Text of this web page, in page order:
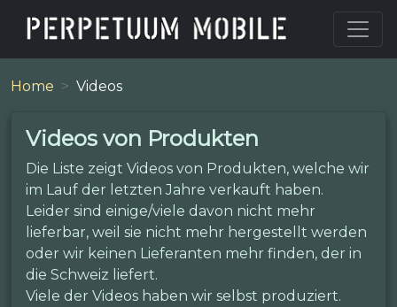
Home Videos
Videos von Produkten
Die Liste zeigt Videos von Produkten, welche wir
im Lauf der letzten Jahre verkauft haben.
Leider sind einige/viele davon nicht mehr
lieferbar, weil sie nicht mehr hergestellt werden
oder wir keinen Lieferanten mehr finden, der in
die Schweiz liefert.
Viele der Videos haben wir selbst produziert.